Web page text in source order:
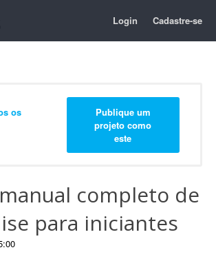
Login Cadastre-se
os
Publique um
projeto como
este
completo de
para iniciantes